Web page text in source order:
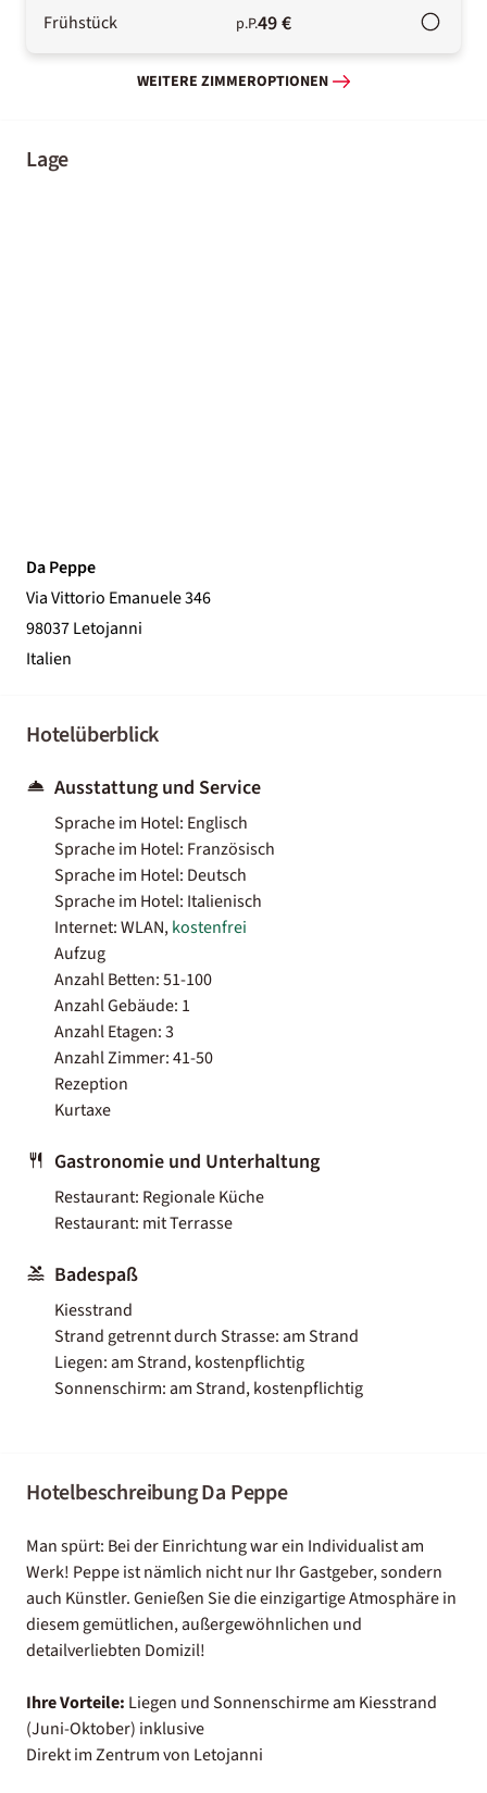
Frühstück p.P.49 €
WEITERE ZIMMEROPTIONEN
Lage
Da Peppe
Via Vittorio Emanuele 346
98037 Letojanni
Italien
Hotelüberblick
Ausstattung und Service
Sprache im Hotel: Englisch
Sprache im Hotel: Französisch
Sprache im Hotel: Deutsch
Sprache im Hotel: Italienisch
Internet: WLAN,kostenfrei
Aufzug
Anzahl Betten: 51-100
Anzahl Gebäude: 1
Anzahl Etagen: 3
Anzahl Zimmer: 41-50
Rezeption
Kurtaxe
Gastronomie und Unterhaltung
Restaurant: Regionale Küche
Restaurant: mit Terrasse
Badespaß
Kiesstrand
Strand getrennt durch Strasse: am Strand
Liegen: am Strand, kostenpflichtig
Sonnenschirm: am Strand, kostenpflichtig
Hotelbeschreibung Da Peppe
Man spürt: Bei der Einrichtung war ein Individualist am
Werk! Peppe ist nämlich nicht nur Ihr Gastgeber, sondern
auch Künstler. Genießen Sie die einzigartige Atmosphäre in
diesem gemütlichen, außergewöhnlichen und
detailverliebten Domizil!
Ihre Vorteile: Liegen und Sonnenschirme am Kiesstrand
(Juni-Oktober) inklusive
Direkt im Zentrum von Letojanni